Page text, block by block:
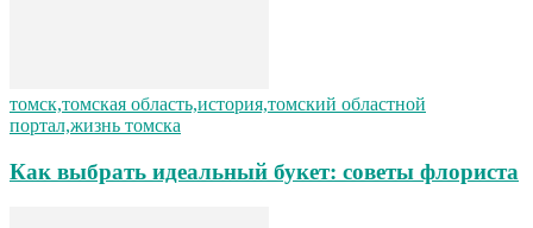
томск,томская область,история,томский областной
портал,жизнь томска
Как выбрать идеальный букет: советы флориста